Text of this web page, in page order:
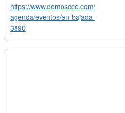
https://www.demoscce.com/
agenda/eventos/en-bajada-
3890